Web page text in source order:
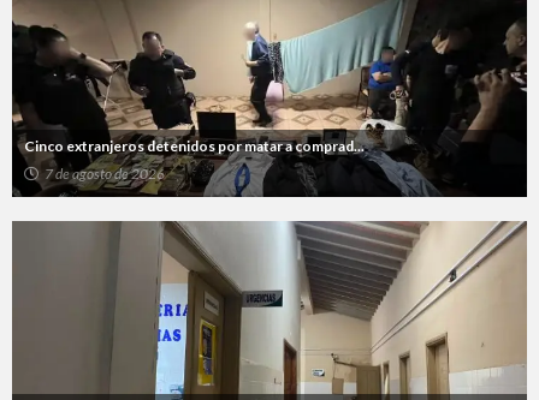
Cinco extranjeros detenidos por matar a comprad...
7 de agosto de 2026